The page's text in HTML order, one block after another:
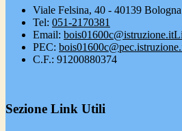
Viale Felsina, 40 - 40139 Bologna
Tel: 051-2170381
Email: bois01600c@istruzione.it
PEC:
C.F.: 91200880374
Sezione Link Utili